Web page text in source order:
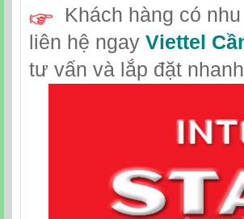
Khách hàng có
liên hệ ngay Viettel
tư vấn và lắp đặt